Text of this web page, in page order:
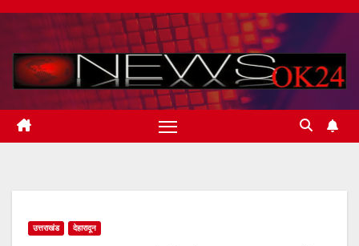
Skip
content
उत्तराखंड देहारादून